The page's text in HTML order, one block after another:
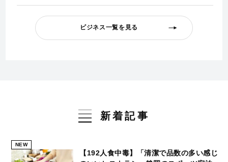
ビジネス一覧を見る
新着記事
NEW
【192人食中毒】「清潔で品数の多い感じ